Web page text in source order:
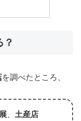
？
を調べたところ、
土産店